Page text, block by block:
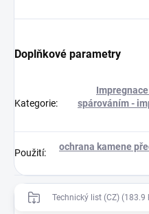
Doplňkové parametry
Kategorie:
spárováním -
Použití:
ochrana kamene
Technický list (CZ) (183.9